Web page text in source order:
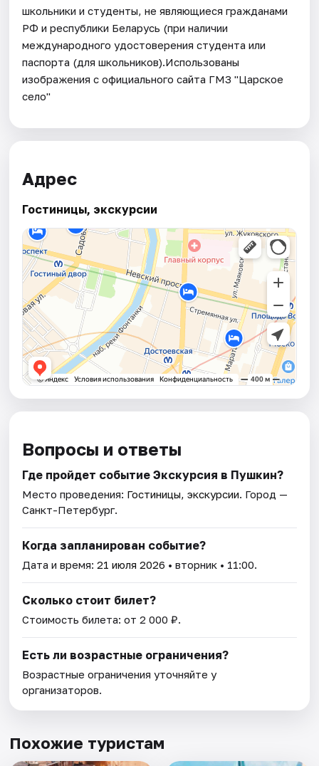
школьники и студенты, не являющиеся гражданами
РФ и республики Беларусь (при наличии
международного удостоверения студента или
паспорта (для школьников).Использованы
изображения с официального сайта ГМЗ "Царское
село"
Адрес
Гостиницы, экскурсии
Вопросы и ответы
Где пройдет событие Экскурсия в Пушкин?
Место проведения: Гостиницы, экскурсии. Город —
Санкт-Петербург.
Когда запланирован событие?
Дата и время:21 июля 2026 • вторник • 11:00.
Сколько стоит билет?
Стоимость билета: от 2 000 ₽.
Есть ли возрастные ограничения?
Возрастные ограничения уточняйте у
организаторов.
Похожие туристам